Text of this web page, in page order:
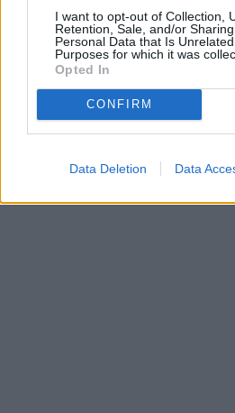
I want to opt-out of Collection,
Retention, Sale, and/or
Personal Data that Is
Purposes for which it was
Opted In
CONFIRM
Data Deletion Data